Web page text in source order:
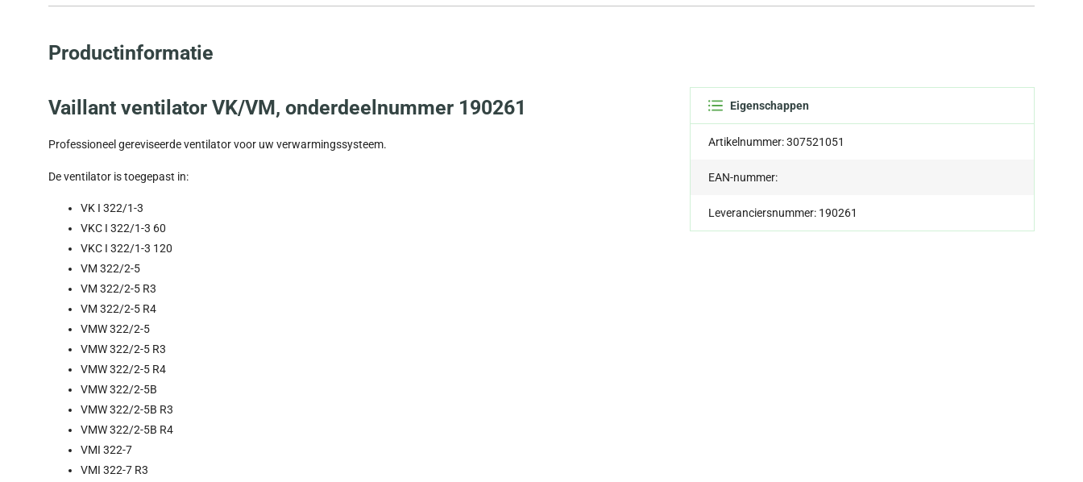
Productinformatie
Vaillant ventilator VK/VM, onderdeelnummer 190261
Professioneel gereviseerde ventilator voor uw verwarmingssysteem.
De ventilator is toegepast in:
VK I 322/1-3
VKC I 322/1-3 60
VKC I 322/1-3 120
VM 322/2-5
VM 322/2-5 R3
VM 322/2-5 R4
VMW 322/2-5
VMW 322/2-5 R3
VMW 322/2-5 R4
VMW 322/2-5B
VMW 322/2-5B R3
VMW 322/2-5B R4
VMI 322-7
VMI 322-7 R3
Eigenschappen
Artikelnummer: 307521051
EAN-nummer:
Leveranciersnummer: 190261